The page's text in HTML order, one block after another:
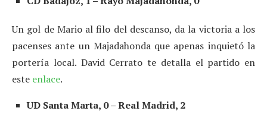
Un gol de Mario al filo del descanso, da la victoria a los
pacenses ante un Majadahonda que apenas inquietó la
portería local. David Cerrato te detalla el partido en
este enlace.
UD Santa Marta, 0 – Real Madrid, 2